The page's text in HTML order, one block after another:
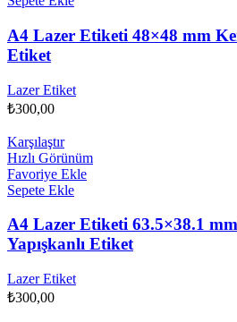
A4 Lazer Etiketi 48×48 mm
Etiket
Lazer Etiket
₺300,00
Karşılaştır
Hızlı Görünüm
Favoriye Ekle
Sepete Ekle
A4 Lazer Etiketi 63.5×38.1
Yapışkanlı Etiket
Lazer Etiket
₺300,00